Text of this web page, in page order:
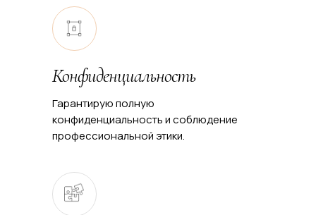
Гарантирую полную
конфиденциальность и соблюдение
профессиональной этики.
Конфиденциальность